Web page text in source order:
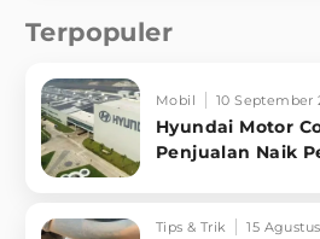
Terpopuler
Mobil 10 September
Hyundai Motor
Penjualan Naik
Tips & Trik 15